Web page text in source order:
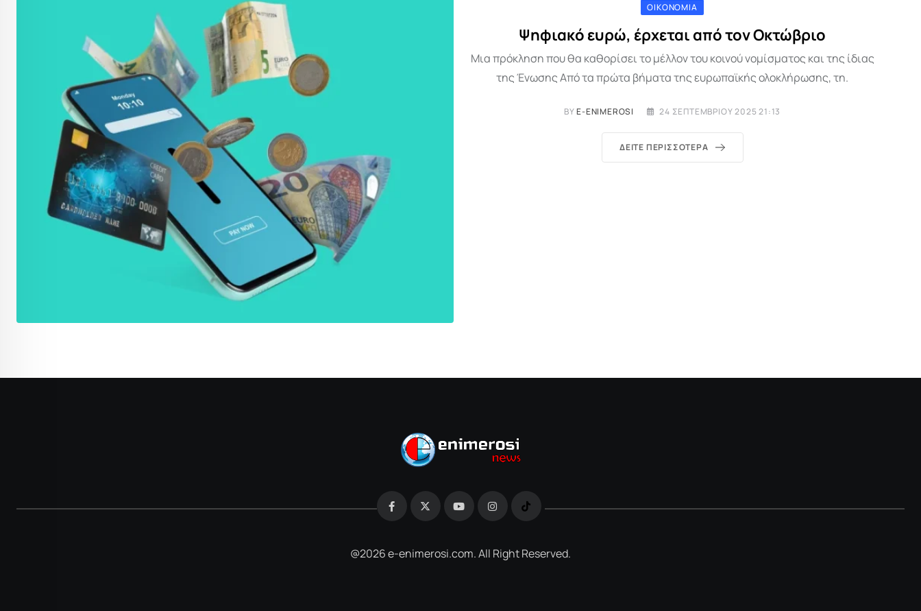
ΟΙΚΟΝΟΜΊΑ
Ψηφιακό ευρώ, έρχεται από τον Οκτώβριο
Μια πρόκληση που θα καθορίσει το μέλλον του κοινού νομίσματος και της ίδιας
της Ένωσης Από τα πρώτα βήματα της ευρωπαϊκής ολοκλήρωσης, τη.
BYE-ENIMEROSI 24 ΣΕΠΤΕΜΒΡΊΟΥ 2025 21:13
ΔΕΊΤΕ ΠΕΡΙΣΣΌΤΕΡΑ
@2026 e-enimerosi.com. All Right Reserved.